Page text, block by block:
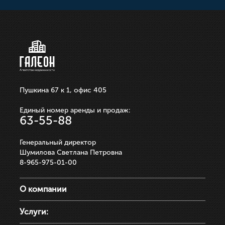
ЗАПИСАТЬСЯ НА ПРОСМОТР
ЗАПИСАТЬСЯ НА ПРОСМОТР
Пушкина 67 к 1, офис 405
Единый номер аренды и продаж:
63-55-88
Генеральный директор
Шумилова Светлана Петровна
8-965-975-01-00
О компании
Услуги: